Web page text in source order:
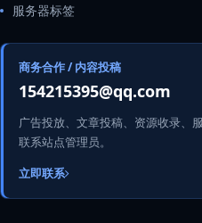
服务器标签
商务合作 / 内容投稿
154215395@qq.com
广告投放、文章投稿、资源收录、
联系站点管理员。
立即联系